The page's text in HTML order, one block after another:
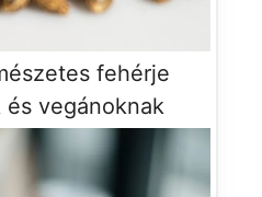
fehérje
vegánoknak